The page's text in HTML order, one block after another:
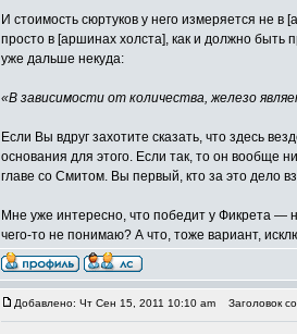
И стоимость сюртуков у него измеряется не
просто в [аршинах холста], как и должно быть
уже дальше некуда:
«В зависимости от количества, железо
Если Вы вдруг захотите сказать, что здесь
основания для этого. Если так, то он вообще
главе со Смитом. Вы первый, кто за это дело
Мне уже интересно, что победит у Фикрета —
чего-то не понимаю? А что, тоже вариант,
Добавлено: Чт Сен 15, 2011 10:10 am Заголовок